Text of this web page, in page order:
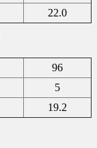
22.0
96
5
19.2